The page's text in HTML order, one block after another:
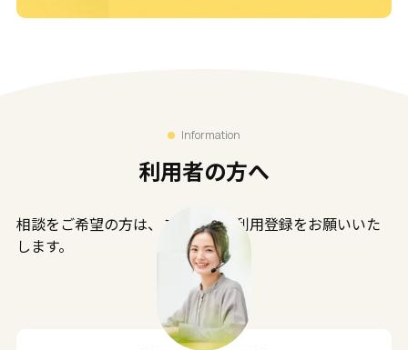
Information
利用者の方へ
相談をご希望の方は、 こちらより利用登録をお願いいた
します。